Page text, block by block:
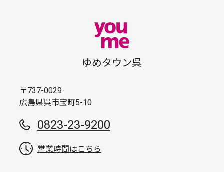
ゆめタウン呉
〒737-0029
広島県呉市宝町5-10
0823-23-9200
営業時間はこちら